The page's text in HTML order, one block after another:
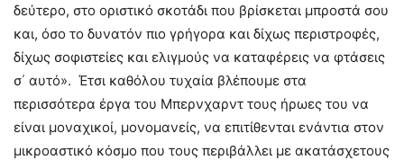
δεύτερο, στο οριστικό σκοτάδι που βρίσκεται μπροστά σου
και, όσο το δυνατόν πιο γρήγορα και δίχως περιστροφές,
δίχως σοφιστείες και ελιγμούς να καταφέρεις να φτάσεις
σ΄ αυτό». Έτσι καθόλου τυχαία βλέπουμε στα
περισσότερα έργα του Μπερνχαρντ τους ήρωες του να
είναι μοναχικοί, μονομανείς, να επιτίθενται ενάντια στον
μικροαστικό κόσμο που τους περιβάλλει με ακατάσχετους